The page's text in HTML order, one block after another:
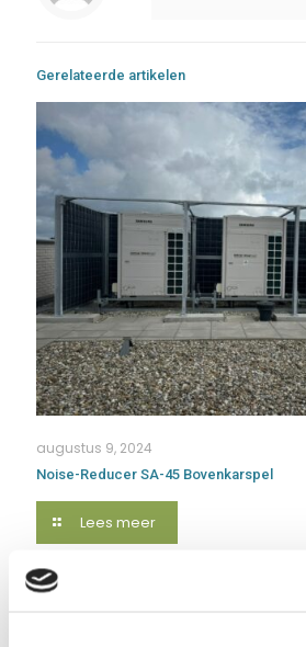
Gerelateerde artikelen
augustus 9, 2024
Noise-Reducer SA-45 Bovenkarspel
Lees meer